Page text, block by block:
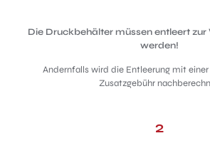
Die Druckbehälter müssen entleert zur
werden!
Andernfalls wird die Entleerung mit
Zusatzgebühr
2